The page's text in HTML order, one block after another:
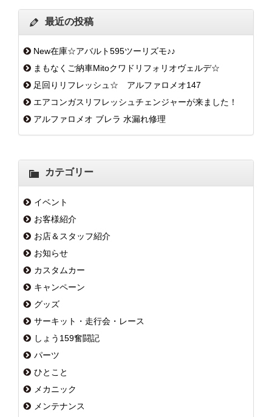
最近の投稿
New在庫☆アバルト595ツーリズモ♪♪
まもなくご納車Mitoクワドリフォリオヴェルデ☆
足回りリフレッシュ☆ アルファロメオ147
エアコンガスリフレッシュチェンジャーが来ました！
アルファロメオ ブレラ 水漏れ修理
カテゴリー
イベント
お客様紹介
お店＆スタッフ紹介
お知らせ
カスタムカー
キャンペーン
グッズ
サーキット・走行会・レース
しょう159奮闘記
パーツ
ひとこと
メカニック
メンテナンス